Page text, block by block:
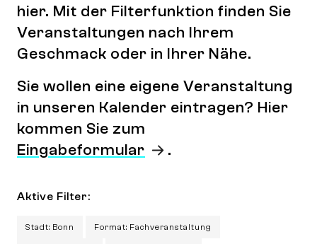
hier. Mit der Filterfunktion finden Sie
Veranstaltungen nach Ihrem
Geschmack oder in Ihrer Nähe.
Sie wollen eine eigene Veranstaltung
in unseren Kalender eintragen? Hier
kommen Sie zum
Eingabeformular
.
Aktive Filter:
Stadt: Bonn Format: Fachveranstaltung